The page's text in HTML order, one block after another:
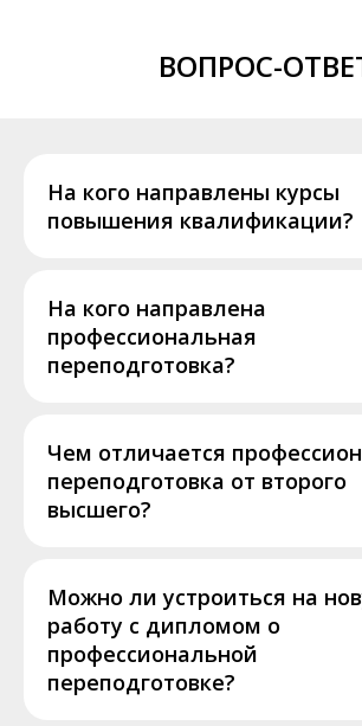
ВОПРОС-
На кого направлены курсы
повышения квалификации?
На кого направлена
профессиональная
переподготовка?
Чем отличается
переподготовка от второго
высшего?
Можно ли устроиться на
работу с дипломом о
профессиональной
переподготовке?